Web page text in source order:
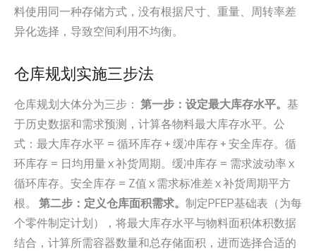
料使用同一种存储方式，没有根据尺寸、重量、周转率差
异化选择，导致空间利用不均衡。
仓库规划实施三步法
仓库规划大体分为三步： 第一步：设定最大库存水平。 基
于历史数据和需求预测，计算各物料最大库存水平。公
式：最大库存水平 = 循环库存 + 缓冲库存 + 安全库存。循
环库存 = 日均用量 x 补货周期。缓冲库存 = 需求波动率 x
循环库存。安全库存 = Z值 x 需求标准差 x 补货周期平方
根。 第二步：定义仓库面积需求。 制定PFEP基础表（为每
个零件制定计划），将最大库存水平与物料面积体积数据
结合，计算所需容器数量和总存储面积，进而选择合适的